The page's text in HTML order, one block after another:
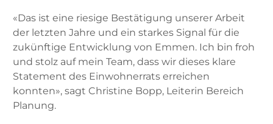
«Das ist eine riesige Bestätigung unserer Arbeit
der letzten Jahre und ein starkes Signal für die
zukünftige Entwicklung von Emmen. Ich bin froh
und stolz auf mein Team, dass wir dieses klare
Statement des Einwohnerrats erreichen
konnten», sagt Christine Bopp, Leiterin Bereich
Planung.